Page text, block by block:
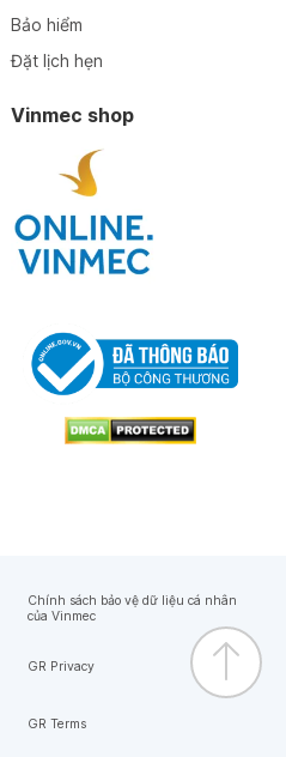
Bảo hiểm
Đặt lịch hẹn
Vinmec shop
Chính sách bảo vệ dữ liệu cá nhân
của Vinmec
GR Privacy
GR Terms